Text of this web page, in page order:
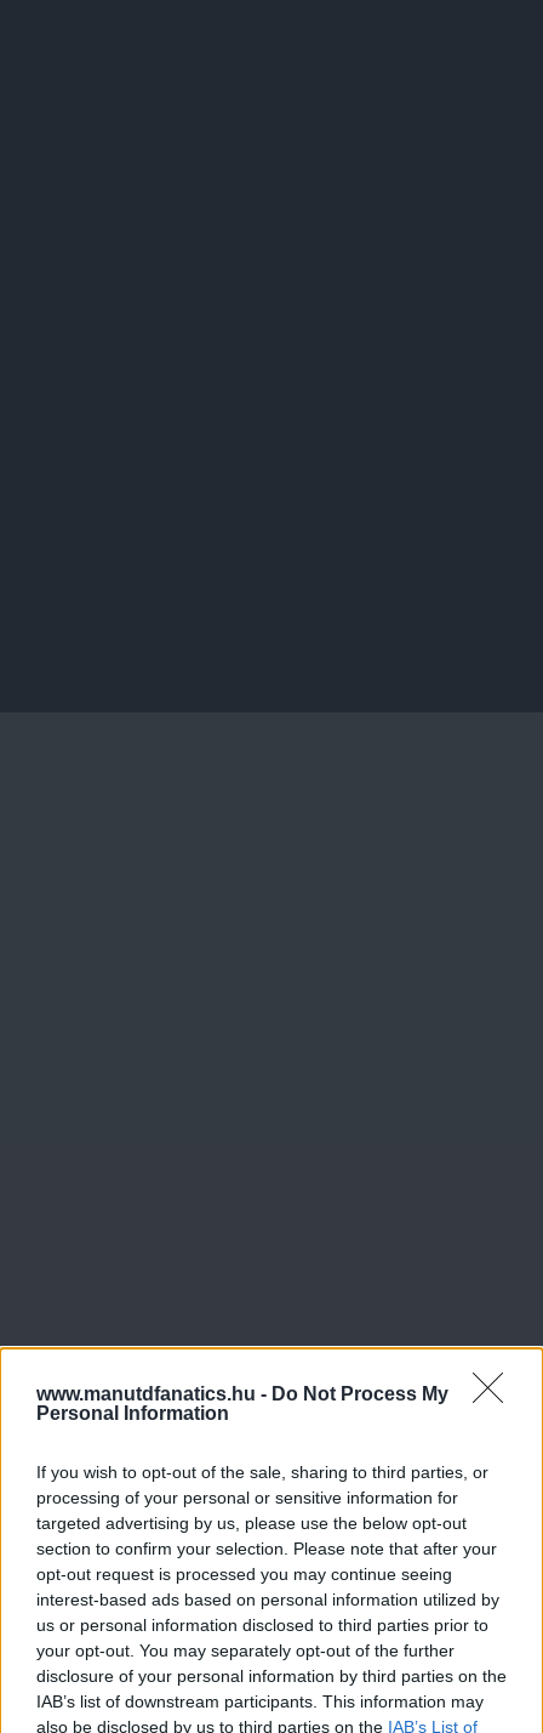
www.manutdfanatics.hu - Do Not Process My
Personal Information
If you wish to opt-out of the sale, sharing to third parties, or
processing of your personal or sensitive information for
targeted advertising by us, please use the below opt-out
section to confirm your selection. Please note that after your
opt-out request is processed you may continue seeing
interest-based ads based on personal information utilized by
us or personal information disclosed to third parties prior to
your opt-out. You may separately opt-out of the further
disclosure of your personal information by third parties on the
IAB’s list of downstream participants. This information may
also be disclosed by us to third parties on the IAB’s List of